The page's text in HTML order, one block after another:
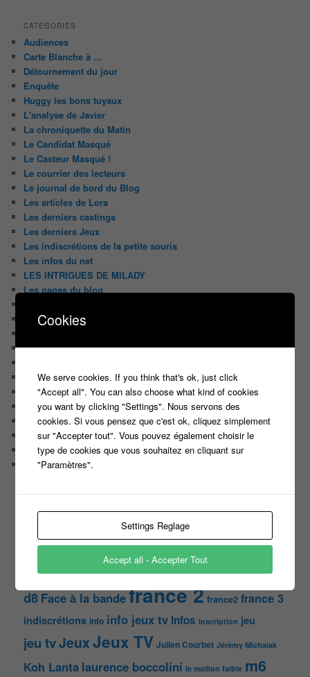
CATÉGORIES
Audiences
Carte Blanche à …
Détournement du jour
Enquête
Huggy les bons tuyaux
L'analyse de Javier
La chroniquette du Matin
Le Candidat Masqué
Le Casteur Masqué !
Le courrier des lecteurs
Le journal de bord du Blog
Les articles de Lora
Les derniers castings
Les derniers Jeux
Les indiscrétions de la petite souris
Les infos du net
LES INTRIGUES DE MILADY
Les pages du blog
Les papiers du journaliste Masqué
Malika la Fouine
On a testé pour vous
Public aux enregistrements
Quizz et jeux
Sondages
Top Infojeuxtv
uncategorized
Vous avez la parole
"Tout le monde veut prendre sa place"
Article assister dans le public c8 candidatcasteur
Christophe Dechavanne
d8 Face à la bandefrance 2 france2 france 3
indiscrétions info info jeux tv Infos Inscription jeu
jeu tvJeuxJeux TV Julien Courbet Jérémy Michalak
Koh Lanta laurence boccolini le maillon faible m6
Cookies
We serve cookies. If you think that's ok, just click
"Accept all". You can also choose what kind of cookies
you want by clicking "Settings". Nous servons des
cookies. Si vous pensez que c'est ok, cliquez simplement
sur "Accepter tout". Vous pouvez également choisir le
type de cookies que vous souhaitez en cliquant sur
"Paramètres".
Settings Reglage
Accept all - Accepter Tout